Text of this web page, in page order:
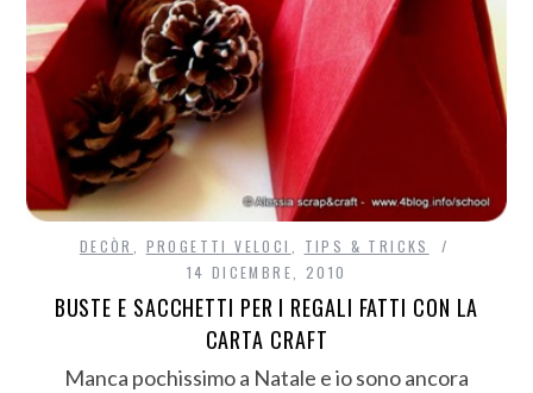
DECÒR PROGETTI VELOCI
TIPS & TRICKS
14 DICEMBRE, 2010
BUSTE E SACCHETTI PER I REGALI FATTI CON LA
CARTA CRAFT
Manca pochissimo a Natale e io sono ancora